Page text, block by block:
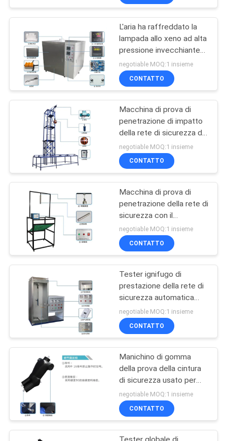
PRIVACY
POLICY
Macchina di prova
di trazione
33
macchina del metal
detector
Camera Test
ambientali
Apparecchiatura di
collaudo
d'imballaggio
105
L'aria ha raffreddato la
lampada allo xeno ad alta
pressione invecchiante
UV di impulso di scarsità
della scatola 450W della
rete di sicurezza
negotiable MOQ:1 insieme
CONTATTO
Macchina di prova di
penetrazione di impatto
della rete di sicurezza di
GB 5725-2009 con il
sollevamento elettrico
negotiable MOQ:1 insieme
CONTATTO
Macchina di prova di
penetrazione della rete di
sicurezza con il
dispositivo di
posizionamento unito
universale
negotiable MOQ:1 insieme
CONTATTO
Tester ignifugo di
prestazione della rete di
sicurezza automatica
dell'accensione di GB/T
5455
negotiable MOQ:1 insieme
CONTATTO
Manichino di gomma
della prova della cintura
di sicurezza usato per
impatto dinamico globale
ed il test di carico
statico
negotiable MOQ:1 insieme
CONTATTO